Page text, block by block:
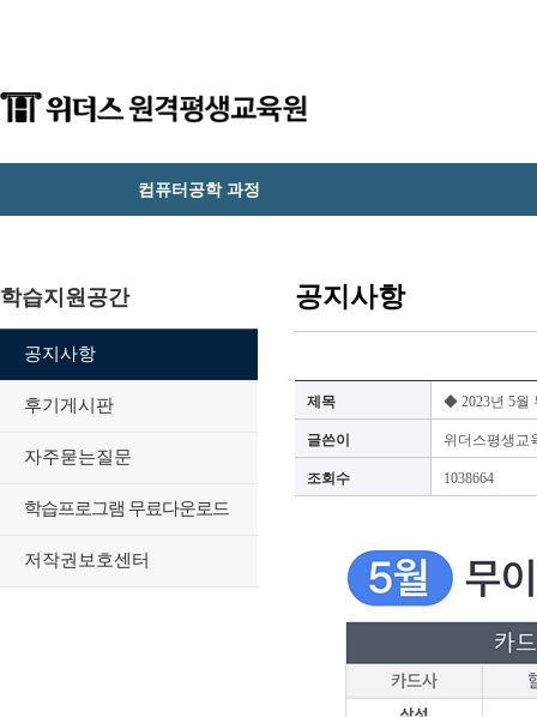
컴퓨터공학 과정
학습지원공간
공지사항
후기게시판
자주묻는질문
학습프로그램 무료다운로드
저작권보호센터
공지사항
제목 ◆ 2023년 5월
글쓴이 위더스평생교
조회수 1038664